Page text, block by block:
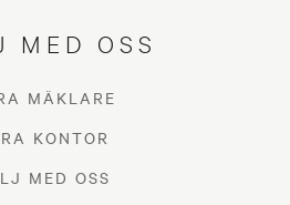
MED OSS
MÄKLARE
KONTOR
MED OSS